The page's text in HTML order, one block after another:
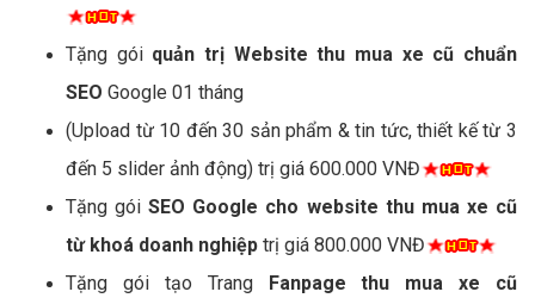
Tặng gói quản trị Website thu mua xe cũ chuẩn
SEO Google 01 tháng
(Upload từ 10 đến 30 sản phẩm & tin tức, thiết kế từ 3
đến 5 slider ảnh động) trị giá 600.000 VNĐ
Tặng góiSEO Google cho website thu mua xe cũ
từ khoá doanh nghiệp trị giá 800.000 VNĐ
Tặng gói tạo Trang Fanpage thu mua xe cũ